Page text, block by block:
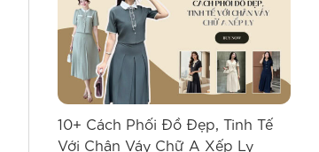
10+ Cách Phối Đồ Đẹp, Tinh Tế
Với Chân Váy Chữ A Xếp Ly